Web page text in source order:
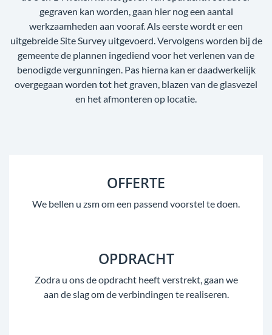
gegraven kan worden, gaan hier nog een aantal
werkzaamheden aan vooraf. Als eerste wordt er een
uitgebreide Site Survey uitgevoerd. Vervolgens worden bij de
gemeente de plannen ingediend voor het verlenen van de
benodigde vergunningen. Pas hierna kan er daadwerkelijk
overgegaan worden tot het graven, blazen van de glasvezel
en het afmonteren op locatie.
OFFERTE
We bellen u zsm om een passend voorstel te doen.
OPDRACHT
Zodra u ons de opdracht heeft verstrekt, gaan we
aan de slag om de verbindingen te realiseren.